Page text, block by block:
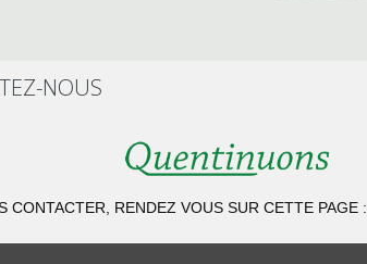
NOUS
CONTACTER, RENDEZ VOUS SUR CETTE PAGE :